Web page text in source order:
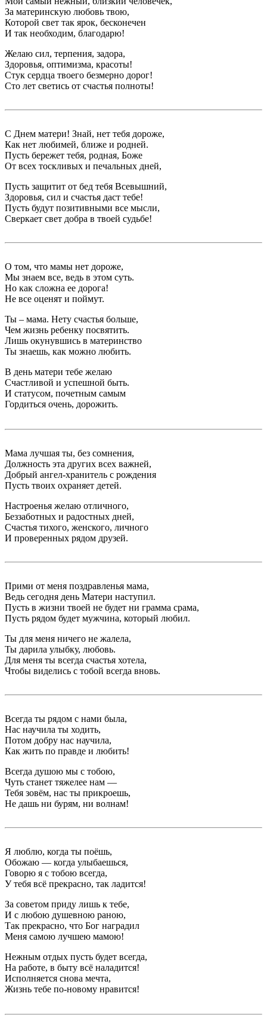
За материнскую любовь твою,
Которой свет так ярок, бесконечен
И так необходим, благодарю!
Желаю сил, терпения, задора,
Здоровья, оптимизма, красоты!
Стук сердца твоего безмерно дорог!
Сто лет светись от счастья полноты!
С Днем матери! Знай, нет тебя дороже,
Как нет любимей, ближе и родней.
Пусть бережет тебя, родная, Боже
От всех тоскливых и печальных дней,
Пусть защитит от бед тебя Всевышний,
Здоровья, сил и счастья даст тебе!
Пусть будут позитивными все мысли,
Сверкает свет добра в твоей судьбе!
О том, что мамы нет дороже,
Мы знаем все, ведь в этом суть.
Но как сложна ее дорога!
Не все оценят и поймут.
Ты – мама. Нету счастья больше,
Чем жизнь ребенку посвятить.
Лишь окунувшись в материнство
Ты знаешь, как можно любить.
В день матери тебе желаю
Счастливой и успешной быть.
И статусом, почетным самым
Гордиться очень, дорожить.
Мама лучшая ты, без сомнения,
Должность эта других всех важней,
Добрый ангел-хранитель с рождения
Пусть твоих охраняет детей.
Настроенья желаю отличного,
Беззаботных и радостных дней,
Счастья тихого, женского, личного
И проверенных рядом друзей.
Прими от меня поздравленья мама,
Ведь сегодня день Матери наступил.
Пусть в жизни твоей не будет ни грамма срама,
Пусть рядом будет мужчина, который любил.
Ты для меня ничего не жалела,
Ты дарила улыбку, любовь.
Для меня ты всегда счастья хотела,
Чтобы виделись с тобой всегда вновь.
Всегда ты рядом с нами была,
Нас научила ты ходить,
Потом добру нас научила,
Как жить по правде и любить!
Всегда душою мы с тобою,
Чуть станет тяжелее нам —
Тебя зовём, нас ты прикроешь,
Не дашь ни бурям, ни волнам!
Я люблю, когда ты поёшь,
Обожаю — когда улыбаешься,
Говорю я с тобою всегда,
У тебя всё прекрасно, так ладится!
За советом приду лишь к тебе,
И с любою душевною раною,
Так прекрасно, что Бог наградил
Меня самою лучшею мамою!
Нежным отдых пусть будет всегда,
На работе, в быту всё наладится!
Исполняется снова мечта,
Жизнь тебе по-новому нравится!